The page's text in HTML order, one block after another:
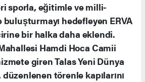
sporla, eğitimle ve milli-
hedefleyen ERVA
bir halka daha eklendi.
Hamdi Hoca Camii
giren Talas Yeni Dünya
törenle kapılarını